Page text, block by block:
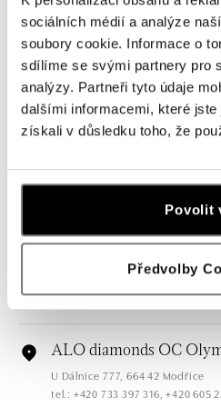
sociálních médií a analýze
soubory cookie. Informace o
sdílíme se svými partnery pro
analýzy. Partneři tyto údaje
dalšími informacemi, které
získali v důsledku toho, že
Povolit
Předvolby
Všechny Česko
ALO diamonds OC
Ostrava
tel.: +420 603 166 013, +420 603
dnes otevřeno od 09:00
ALO diamonds OC
Plzeňská 8, 150 00 Praha 5 -
tel.: +420 603 192 388, +420 733
dnes otevřeno od 09:00
ALO diamonds OC
U Dálnice 777, 664 42 Modřice
tel.: +420 733 397 316, +420 605